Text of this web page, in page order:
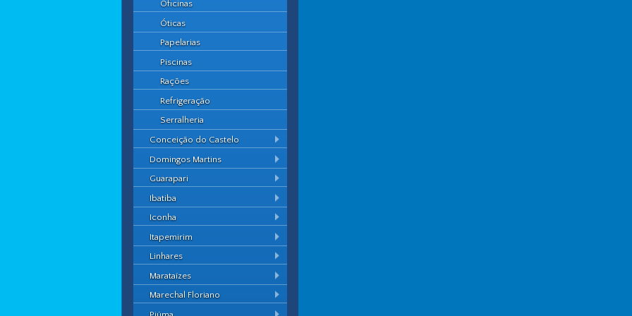
Oficinas
Óticas
Papelarias
Piscinas
Rações
Refrigeração
Serralheria
Conceição do Castelo
Domingos Martins
Guarapari
Ibatiba
Iconha
Itapemirim
Linhares
Marataízes
Marechal Floriano